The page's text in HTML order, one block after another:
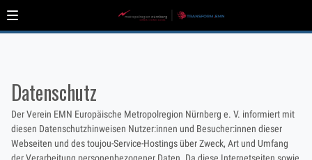
Datenschutz
Der Verein EMN Europäische Metropolregion Nürnberg e. V. informiert mit
diesen Datenschutzhinweisen Nutzer:innen und Besucher:innen dieser
Webseiten und des toujou-Service-Hostings über Zweck, Art und Umfang